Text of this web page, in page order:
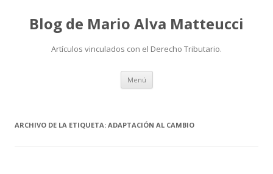
Blog de Mario Alva Matteucci
Artículos vinculados con el Derecho Tributario.
Menú Ir
contenido
ARCHIVO DE LA ETIQUETA: ADAPTACIÓN AL CAMBIO